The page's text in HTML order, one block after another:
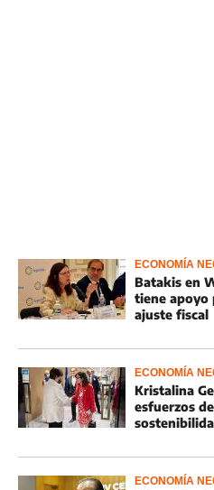
ECONOMÍA
Batakis en
tiene
ajuste fiscal
ECONOMÍA
Kristalina
esfuerzos
ECONOMÍA